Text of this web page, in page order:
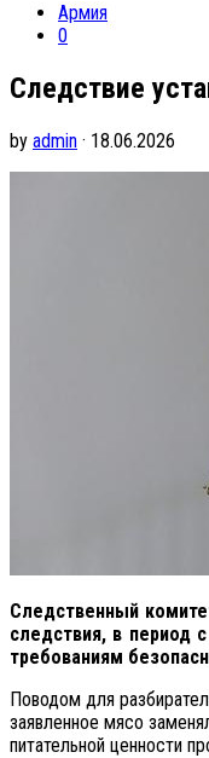
Армия
0
Следствие
by admin · 18.06.2026
Следственный
следствия, в период
требованиям
Поводом для
заявленное мясо
питательной ценности